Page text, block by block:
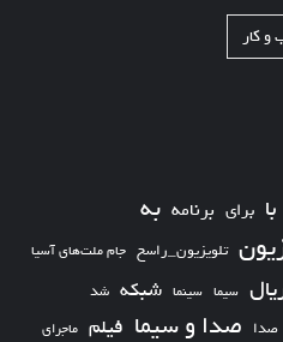
کار
با برای برنامه به
تلویزیون_راسخ جام ملت‌های آسیا
سیما سینما شبکه شد
صدا صدا و سیما فیلم ماجرای